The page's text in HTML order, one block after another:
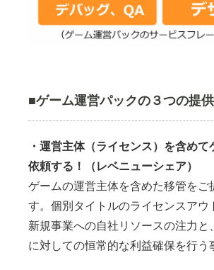
■ゲーム運営パックの３つの提
・運営主体（ライセンス）を含めて
依頼する！（レベニューシェア）
ゲームの運営主体を含めた移管をご
す。個別タイトルのライセンスアウ
新規事業への自社リソースの注力と
に対しての恒常的な利益確保を行う